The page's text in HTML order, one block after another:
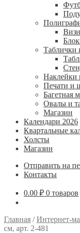
Таблички
Наклейки
Печати и
Багетная
Овалы и
Магазин
Календари 2026
Квартальные
Холсты
Магазин
Отправить на
Контакты
0.00 ₽ 0 товаров
Главная /Интернет-
см, арт. 2-481